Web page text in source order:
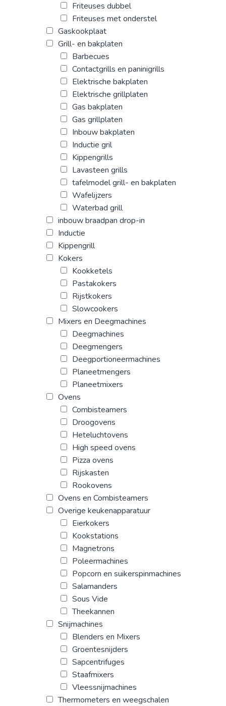
Friteuses dubbel
Friteuses met onderstel
Gaskookplaat
Grill- en bakplaten
Barbecues
Contactgrills en paninigrills
Elektrische bakplaten
Elektrische grillplaten
Gas bakplaten
Gas grillplaten
Inbouw bakplaten
Inductie gril
Kippengrills
Lavasteen grills
tafelmodel grill- en bakplaten
Wafelijzers
Waterbad grill
inbouw braadpan drop-in
Inductie
Kippengrill
Kokers
Kookketels
Pastakokers
Rijstkokers
Slowcookers
Mixers en Deegmachines
Deegmachines
Deegmengers
Deegportioneermachines
Planeetmengers
Planeetmixers
Ovens
Combisteamers
Droogovens
Heteluchtovens
High speed ovens
Pizza ovens
Rijskasten
Rookovens
Ovens en Combisteamers
Overige keukenapparatuur
Eierkokers
Kookstations
Magnetrons
Poleermachines
Popcorn en suikerspinmachines
Salamanders
Sous Vide
Theekannen
Snijmachines
Blenders en Mixers
Groentesnijders
Sapcentrifuges
Staafmixers
Vleessnijmachines
Thermometers en weegschalen